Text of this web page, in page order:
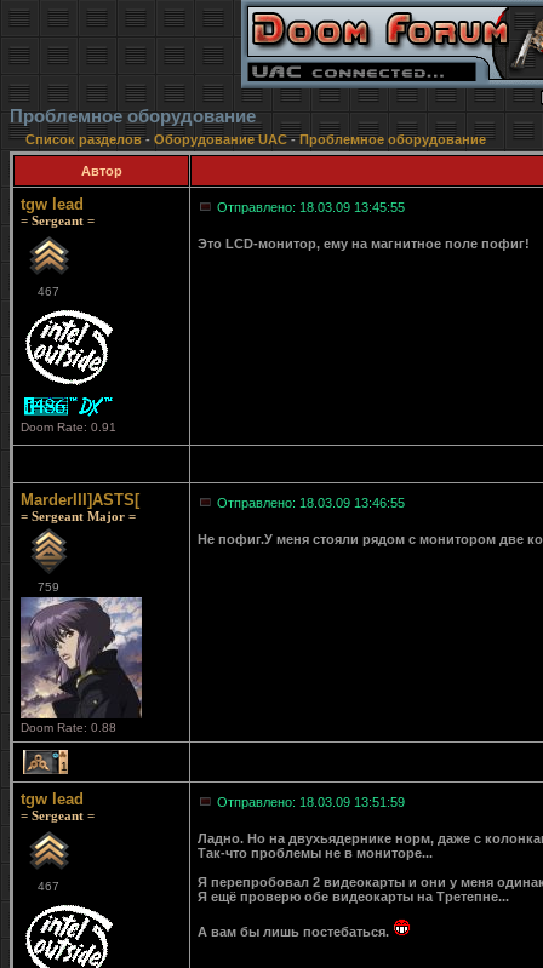
Проблемное оборудование
Список разделов- Оборудование UAC-Проблемное оборудование
Автор
tgw lead
= Sergeant =
467
Doom Rate: 0.91
Отправлено: 18.03.09 13:45:55
Это LCD-монитор, ему на магнитное поле пофиг!
MarderIII]ASTS[
= Sergeant Major =
759
Doom Rate: 0.88
Отправлено: 18.03.09 13:46:55
Не пофиг.У меня стояли рядом с монитором две
1
tgw lead
= Sergeant =
467
Отправлено: 18.03.09 13:51:59
Ладно. Но на двухьядернике норм, даже с
Так-что проблемы не в мониторе...
Я перепробовал 2 видеокарты и они у меня
Я ещё проверю обе видеокарты на Третепне...
А вам бы лишь постебаться.